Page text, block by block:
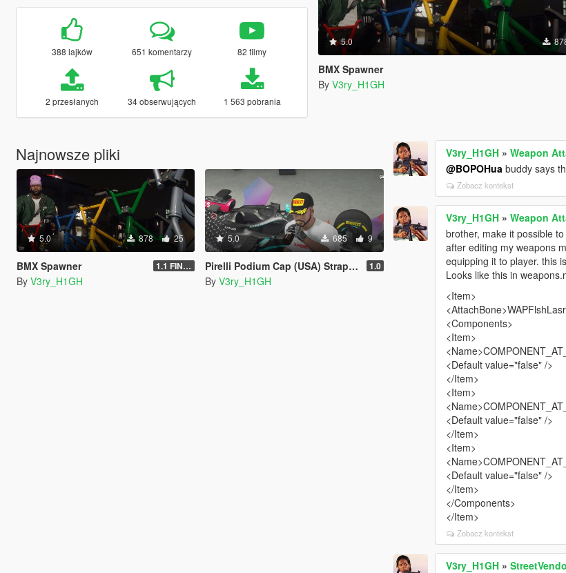
388 lajków 651 komentarzy 82 filmy
2 przesłanych 34 obserwujących 1 563 pobrania
5.0
BMX Spawner
By V3ry_H1GH
Najnowsze pliki
5.0 878 25
BMX Spawner 1.1 FINAL
By V3ry_H1GH
5.0 685 9
Pirelli Podium Cap (USA) Strapback | Texture 1.0
By V3ry_H1GH
V3ry_H1GH »Weapon
@BOPOHua buddy says
Zobacz kontekst
V3ry_H1GH »Weapon
brother, make it possible
after editing my weapons
equipping it to player. this
Looks like this in
<Item>
<Components>
<Item>
<Default value="false" />
</Item>
<Item>
<Default value="false" />
</Item>
<Item>
<Default value="false" />
</Item>
</Components>
</Item>
Zobacz kontekst
V3ry_H1GH »